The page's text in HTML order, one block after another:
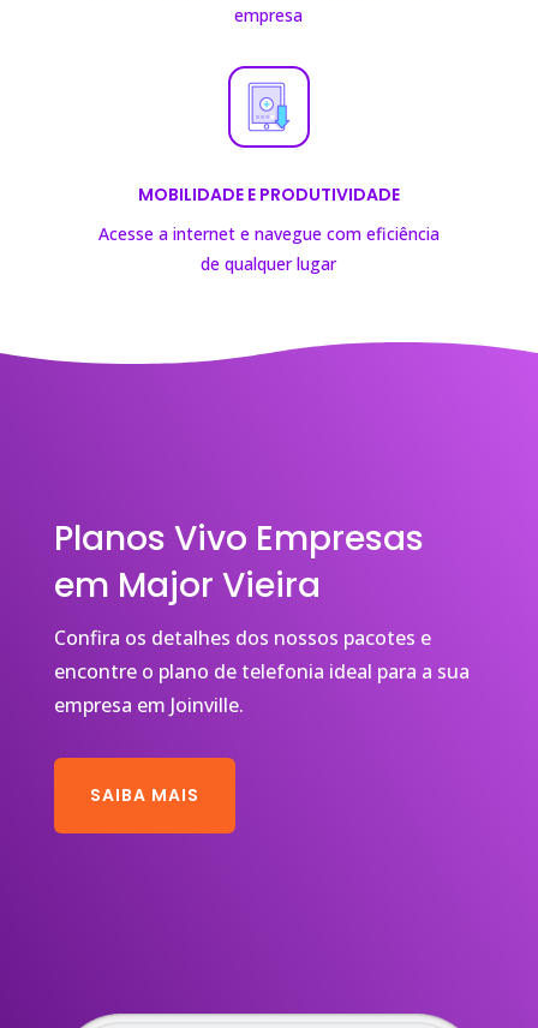
empresa
MOBILIDADE E PRODUTIVIDADE
Acesse a internet e navegue com eficiência
dequalquer lugar
Planos Vivo Empresas
em Major Vieira
Confira os detalhes dos nossos pacotes e
encontre o plano de telefonia ideal para a sua
empresa em Joinville.
SAIBA MAIS